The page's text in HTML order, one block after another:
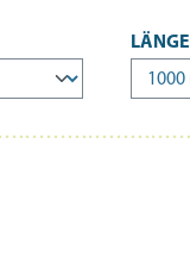
LÄNGE